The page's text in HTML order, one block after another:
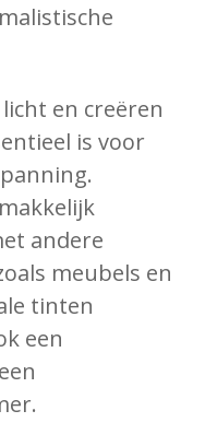
en creëren
is voor
andere
meubels en
tinten
een